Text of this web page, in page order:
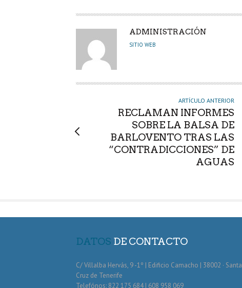
A
U
R
ADMINISTRACIÓN
SITIO WEB
ARTÍCULO ANTERIOR
RECLAMAN INFORMES
SOBRE LA BALSA DE
BARLOVENTO TRAS LAS
“CONTRADICCIONES” DE
AGUAS
DATOS DE CONTACTO
C/ Villalba Hervás, 9 -1º | Edificio Camacho | 38002 · Santa
Cruz de Tenerife
Telefónos: 822 175 684 | 608 958 069